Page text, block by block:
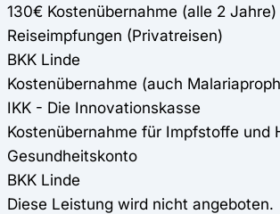
130€ Kostenübernahme (alle 2 Jahre)
Reiseimpfungen (Privatreisen)
BKK Linde
Kostenübernahme (auch
IKK - Die Innovationskasse
Kostenübernahme für Impfstoffe und
Gesundheitskonto
BKK Linde
Diese Leistung wird nicht angeboten.